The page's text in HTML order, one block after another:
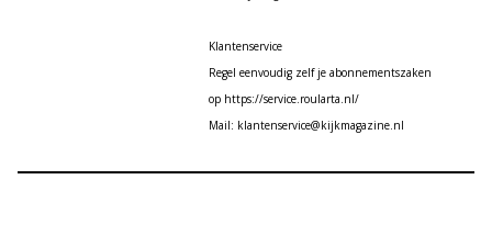
Klantenservice
Regel eenvoudig zelf je abonnementszaken
op https://service.roularta.nl/
Mail: klantenservice@kijkmagazine.nl